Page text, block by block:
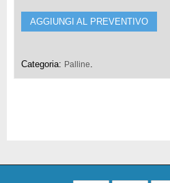
AGGIUNGI AL PREVENTIVO
Categoria: Palline